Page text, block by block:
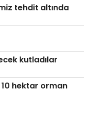
tehdit altında
kutladılar
10 hektar orman